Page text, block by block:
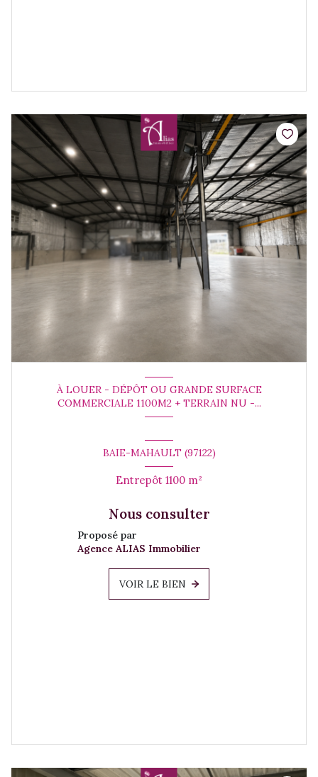
À LOUER - DÉPÔT OU GRANDE SURFACE
COMMERCIALE 1100M2 + TERRAIN NU -...
BAIE-MAHAULT (97122)
Entrepôt 1100 m²
Nous consulter
Proposé par
Agence ALIAS Immobilier
VOIR LE BIEN